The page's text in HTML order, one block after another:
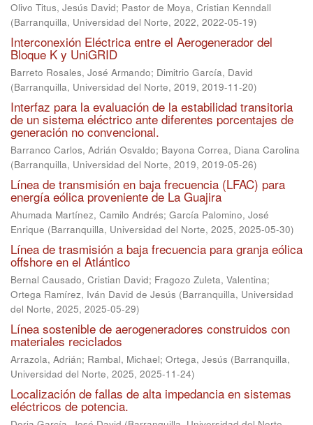
Olivo Titus, Jesús David; Pastor de Moya, Cristian Kenndall
(Barranquilla, Universidad del Norte, 2022, 2022-05-19)
Interconexión Eléctrica entre el Aerogenerador del
Bloque K y UniGRID
Barreto Rosales, José Armando; Dimitrio García, David
(Barranquilla, Universidad del Norte, 2019, 2019-11-20)
Interfaz para la evaluación de la estabilidad transitoria
de un sistema eléctrico ante diferentes porcentajes de
generación no convencional.
Barranco Carlos, Adrián Osvaldo; Bayona Correa, Diana Carolina
(Barranquilla, Universidad del Norte, 2019, 2019-05-26)
Línea de transmisión en baja frecuencia (LFAC) para
energía eólica proveniente de La Guajira
Ahumada Martínez, Camilo Andrés; García Palomino, José
Enrique (Barranquilla, Universidad del Norte, 2025, 2025-05-30)
Línea de trasmisión a baja frecuencia para granja eólica
offshore en el Atlántico
Bernal Causado, Cristian David; Fragozo Zuleta, Valentina;
Ortega Ramírez, Iván David de Jesús (Barranquilla, Universidad
del Norte, 2025, 2025-05-29)
Línea sostenible de aerogeneradores construidos con
materiales reciclados
Arrazola, Adrián; Rambal, Michael; Ortega, Jesús (Barranquilla,
Universidad del Norte, 2025, 2025-11-24)
Localización de fallas de alta impedancia en sistemas
eléctricos de potencia.